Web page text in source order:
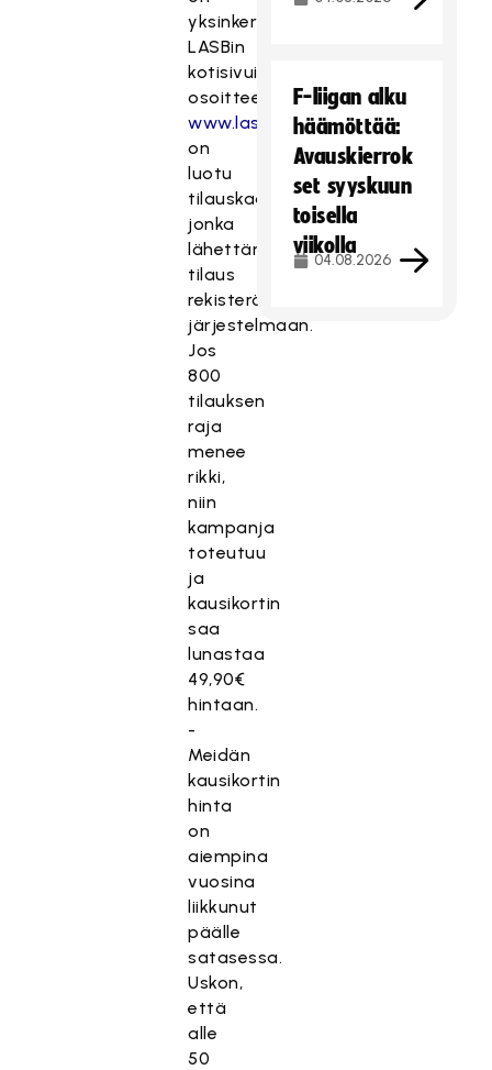
yksinkertainen.
LASBin
kotisivuille
osoitteeseen
www.lasb.fi/kausarihaaste
on
luotu
tilauskaavake,
jonka
lähettämällä
tilaus
rekisteröityy
järjestelmään.
Jos
800
tilauksen
raja
menee
rikki,
niin
kampanja
toteutuu
ja
kausikortin
saa
lunastaa
49,90€
hintaan.
-
Meidän
kausikortin
hinta
on
aiempina
vuosina
liikkunut
päälle
satasessa.
Uskon,
että
alle
50
F-liigan alku
häämöttää:
Avauskierrok
set syyskuun
toisella
viikolla
04.08.2026